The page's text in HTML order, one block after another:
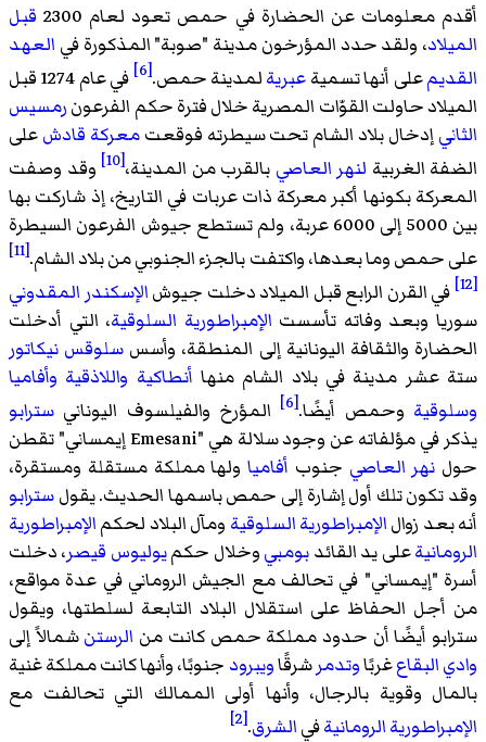
أقدم معلومات عن الحضارة في حمص تعود لعام 2300
قبل
الميلاد، ولقد حدد المؤرخون مدينة "صوبة" المذكورة في العهد
القديمعلى أنها تسميةعبريةلمدينة حمص.[6]
في عام 1274 قبل
الميلاد حاولت القوّات المصرية خلال فترة حكم الفرعونرمسيس
الثانيإدخال بلاد الشام تحت سيطرته فوقعتمعركة قادشعلى
الضفة الغربية لنهر العاصي بالقرب من المدينة،[10]
وقد وصفت
المعركة بكونها أكبر معركة ذات عربات في التاريخ، إذ شاركت بها
بين 5000 إلى 6000 عربة، ولم تستطع جيوش الفرعون السيطرة
على حمص وما بعدها، واكتفت بالجزء الجنوبي من بلاد الشام.[11]
[12]
في القرن الرابع قبل الميلاد دخلت جيوشالإسكندر المقدوني
سوريا وبعد وفاته تأسست الإمبراطورية السلوقية، التي أدخلت
الحضارة والثقافة اليونانية إلى المنطقة، وأسس سلوقس نيكاتور
ستة عشر مدينة في بلاد الشام منها أنطاكية واللاذقية وأفاميا
وسلوقية وحمص أيضًا.[6] المؤرخ والفيلسوف اليوناني سترابو
يذكر في مؤلفاته عن وجود سلالة هي "Emesani إيمساني" تقطن
حول نهر العاصي جنوب أفاميا ولها مملكة مستقلة ومستقرة،
وقد تكون تلك أول إشارة إلى حمص باسمها الحديث. يقولسترابو
أنه بعد زوالالإمبراطورية السلوقية ومآل البلاد لحكمالإمبراطورية
الرومانيةعلى يد القائدبومبيوخلال حكميوليوس قيصر، دخلت
أسرة "إيمساني" في تحالف مع الجيش الروماني في عدة مواقع،
من أجل الحفاظ على استقلال البلاد التابعة لسلطتها، ويقول
سترابو أيضًا أن حدود مملكة حمص كانت من الرستنشمالاً إلى
وادي البقاعغربًاوتدمرشرقًاويبرودجنوبًا، وأنها كانت مملكة غنية
بالمال وقوية بالرجال، وأنها أولى الممالك التي تحالفت مع
الإمبراطورية الرومانيةفيالشرق.
[2]